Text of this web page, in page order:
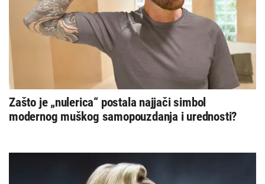
Zašto je „nulerica“ postala najjači simbol
modernog muškog samopouzdanja i urednosti?